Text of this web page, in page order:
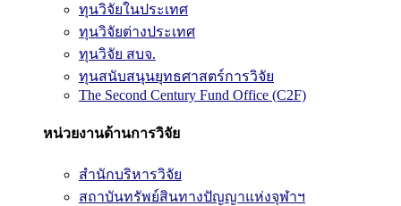
ทุนวิจัยในประเทศ
ทุนวิจัยต่างประเทศ
ทุนวิจัย สบจ.
ทุนสนับสนุนยุทธศาสตร์การวิจัย
The Second Century Fund Office (C2F)
หน่วยงานด้านการวิจัย
สำนักบริหารวิจัย
สถาบันทรัพย์สินทางปัญญาแห่งจุฬาฯ